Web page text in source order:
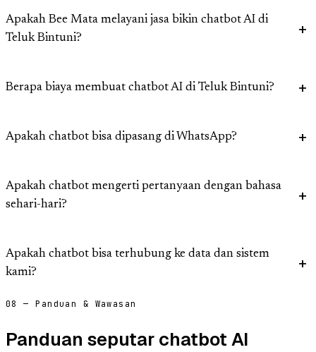
Apakah Bee Mata melayani jasa bikin chatbot AI di
Teluk Bintuni?
Berapa biaya membuat chatbot AI di Teluk Bintuni?
Apakah chatbot bisa dipasang di WhatsApp?
Apakah chatbot mengerti pertanyaan dengan bahasa
sehari-hari?
Apakah chatbot bisa terhubung ke data dan sistem
kami?
08 — Panduan & Wawasan
Panduan seputar chatbot AI